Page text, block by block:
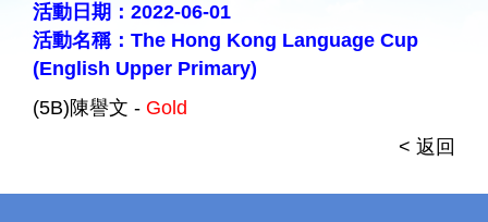
活動日期：2022-06-01
活動名稱：The Hong Kong Language Cup
(English Upper Primary)
(5B)陳譽文 - Gold
< 返回